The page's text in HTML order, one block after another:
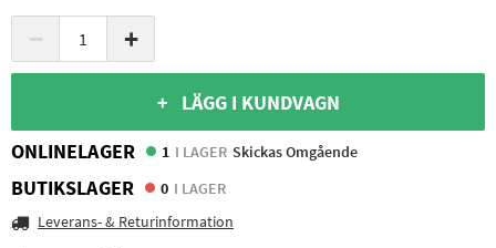
− +
+ LÄGG I KUNDVAGN
ONLINELAGER
1 I LAGER Skickas Omgående
BUTIKSLAGER 0 I LAGER
Leverans- & Returinformation